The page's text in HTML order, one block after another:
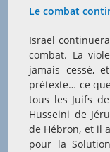
Le combat
Israël
combat. La
jamais cessé,
prétexte… ce
tous les Juifs
Husseini de
de Hébron, et il
pour la